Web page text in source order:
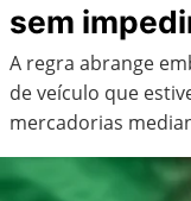
sem
A regra abrange
de veículo que
mercadorias